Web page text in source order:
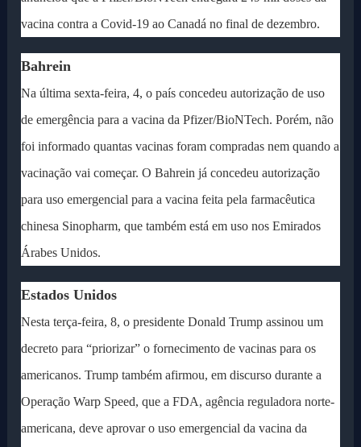
vacina contra a Covid-19 ao Canadá no final de dezembro.
Bahrein
Na última sexta-feira, 4, o país concedeu autorização de uso
de emergência para a vacina da Pfizer/BioNTech. Porém, não
foi informado quantas vacinas foram compradas nem quando a
vacinação vai começar. O Bahrein já concedeu autorização
para uso emergencial para a vacina feita pela farmacêutica
chinesa Sinopharm, que também está em uso nos Emirados
Árabes Unidos.
Estados Unidos
Nesta terça-feira, 8, o presidente Donald Trump assinou um
decreto para “priorizar” o fornecimento de vacinas para os
americanos. Trump também afirmou, em discurso durante a
Operação Warp Speed, que a FDA, agência reguladora norte-
americana, deve aprovar o uso emergencial da vacina da